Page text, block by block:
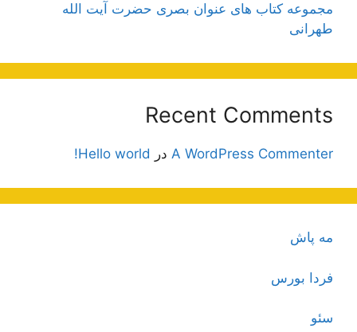
مجموعه کتاب های عنوان بصری حضرت آیت الله
طهرانی
Recent Comments
A WordPress Commenter در Hello world!
مه پاش
فردا بورس
سئو